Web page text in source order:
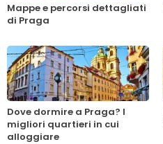
Mappe e percorsi dettagliati
di Praga
Dove dormire a Praga? I
migliori quartieri in cui
alloggiare